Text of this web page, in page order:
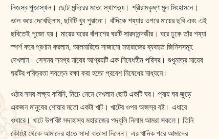
নিজস্ব পূজাস্থল। ছোট মন্দিরের মতো স্থাপত্য। শ্রীরামকৃষ্ণ মূল সিংহাসনে।
ভাল করে দেখেছিলাম, ছবিটি খুব পুরানো। বাঁদিকে শয্যার ওপরে মায়ের ছবি এবং এই
ছবিতেই পুজো হয়। মায়ের ঘরের বাঁপাশের ঘরটি সারদানন্দজীর। ঘরে ঢুকে তাঁর শয্যা
স্পর্শ করে প্রণাম করলাম, আলমারিতে সাজানো মহারাজের ব্যবহৃত জিনিসসমূহ
দেখলাম। সেসময় সমগ্র মায়ের আশ্রয়টি এক নিষেধহীন পরিসর। শুধুমাত্র মায়ের
ঘরটির পবিত্রতা সযত্নে রক্ষা করা হতো প্রবেশ নিষেধের মাধ্যমে।
ওঠার সময় লক্ষ্য করিনি, নিচে নেমে দেখলাম ছোট্ট একটি ঘর। প্রায় ঘর জুড়ে
একজন মানুষের শোয়ার মতো একটা খাট। খাটের ওপর অজস্র বই। এধারে
ওধারে। খাটে উপবিষ্ট সদাহাস্য মহারাজের পদধূলি নিলাম আমরা সকলে। তিনি
কৌটো থেকে আমাদের হাতে সাদা বাতাসা দিলেন। এর খানিক পরে আমাদের